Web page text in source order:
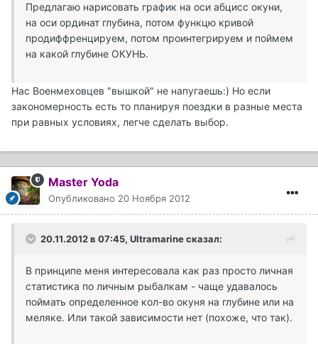
Предлагаю нарисовать график на оси абцисс окуни,
на оси ординат глубина, потом функцю кривой
продиффренцируем, потом проинтегрируем и поймем
на какой глубине ОКУНЬ.
Нас Военмеховцев "вышкой" не напугаешь:) Но если
закономерность есть то планируя поездки в разные места
при равных условиях, легче сделать выбор.
Master Yoda
Опубликовано 20 Ноября 2012
20.11.2012 в 07:45, Ultramarine сказал:
В принципе меня интересовала как раз просто личная
статистика по личным рыбалкам - чаще удавалось
поймать определенное кол-во окуня на глубине или на
меляке. Или такой зависимости нет (похоже, что так).